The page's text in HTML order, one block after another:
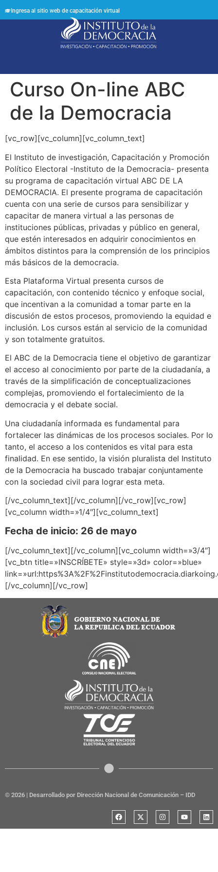
Ingresa al sitio web de capacitación virtual
Curso On-line ABC
de la Democracia
[vc_row][vc_column][vc_column_text]
El Instituto de investigación, Capacitación y Promoción
Político Electoral -Instituto de la Democracia- presenta
su programa de capacitación virtual ABC DE LA
DEMOCRACIA. El presente programa de capacitación
cuenta con una serie de cursos para sensibilizar y
capacitar de manera virtual a las personas de
instituciones públicas, privadas y público en general,
que estén interesados en adquirir conocimientos en
ámbitos distintos para la comprensión de los principios
más básicos de la democracia.
Esta Plataforma Virtual presenta cursos de
capacitación, con contenido técnico y enfoque social,
que incentivan a la comunidad a tomar parte en la
discusión de estos procesos, promoviendo la equidad e
inclusión. Los cursos están al servicio de la comunidad
y son totalmente gratuitos.
El ABC de la Democracia tiene el objetivo de garantizar
el acceso al conocimiento por parte de la ciudadanía, a
través de la simplificación de conceptualizaciones
complejas, promoviendo el fortalecimiento de la
democracia y el debate social.
Una ciudadanía informada es fundamental para
fortalecer las dinámicas de los procesos sociales. Por lo
tanto, el acceso a los contenidos es vital para esta
finalidad. En ese sentido, la visión pluralista del Instituto
de la Democracia ha buscado trabajar conjuntamente
con la sociedad civil para lograr esta meta.
[/vc_column_text][/vc_column][/vc_row][vc_row]
[vc_column width=»1/4″][vc_column_text]
Fecha de inicio: 26 de mayo
[/vc_column_text][/vc_column][vc_column width=»3/4″]
[vc_btn title=»INSCRÍBETE» style=»3d» color=»blue»
[/vc_column][/vc_row]
© 2026 | Desarrollado por Dirección Nacional de Comunicación – IDD